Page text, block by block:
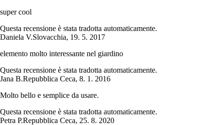
super cool
Questa recensione è stata tradotta automaticamente.
Daniela V.Slovacchia, 19. 5. 2017
elemento molto interessante nel giardino
Questa recensione è stata tradotta automaticamente.
Jana B.Repubblica Ceca, 8. 1. 2016
Molto bello e semplice da usare.
Questa recensione è stata tradotta automaticamente.
Petra P.Repubblica Ceca, 25. 8. 2020